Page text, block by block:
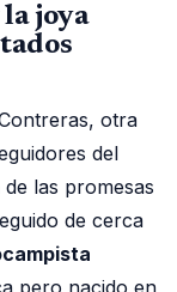
joya
otra
del
de las promesas
de cerca
pero nacido en